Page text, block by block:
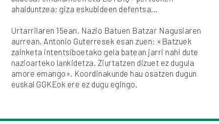
ahalduntzea; giza eskubideen defentsa...
Urtarrilaren 15ean, Nazio Batuen Batzar Nagusiaren
aurrean, Antonio Guterresek esan zuen: «Batzuek
zainketa intentsiboetako gela batean jarri nahi dute
nazioarteko lankidetza. Ziurtatzen dizuet ez dugula
amore emango». Koordinakunde hau osatzen dugun
euskal GGKEok ere ez dugu egingo.